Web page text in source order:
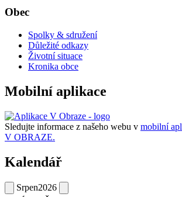
Obec
Spolky & sdružení
Důležité odkazy
Životní situace
Kronika obce
Mobilní aplikace
Sledujte informace z našeho webu v mobilní
V OBRAZE.
Kalendář
Srpen2026